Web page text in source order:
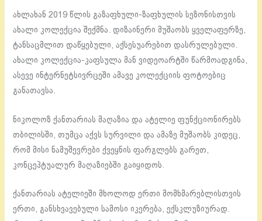
ახლახან 2019 წლის გაზაფხული-ზაფხულის სეზონისთვის
ახალი კოლექცია შექმნა. დიზაინერი მუშაობს ყველაფერზე,
ტანსაცმლით დაწყებული, აქსესუარებით დასრულებული.
ახალი კოლექცია-კაფსულა მან ვიდეოარტში წარმოადგინა,
ასევე ინტერნეტსივრცეში ამავე კოლექციის ფოტოებიც
განათავსა.
ნიკოლოზ ქანთარიას მაღაზია და ატელიე ფუნქციონირებს
თბილისში, თუმცა აქვს სურვილი და ამაზე მუშაობს კიდეც,
რომ მისი ნამუშევრები ქვეყნის ფარგლებს გარეთ,
კონცეპტუალურ მაღაზიებში გაიყიდოს.
ქანთარიას ატელიეში მხოლოდ ერთი მომხმარებლისთვის
ერთი, განსხვავებული სამოსი იკერება, ექსკლუზიურად.